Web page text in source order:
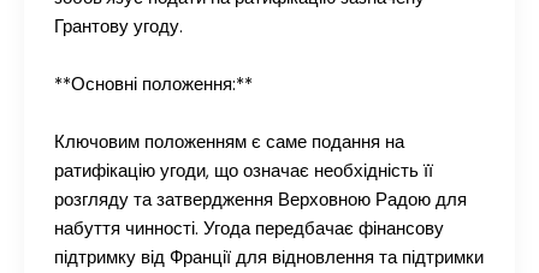
Грантову угоду.
**Основні положення:**
Ключовим положенням є саме подання на
ратифікацію угоди, що означає необхідність її
розгляду та затвердження Верховною Радою для
набуття чинності. Угода передбачає фінансову
підтримку від Франції для відновлення та підтримки